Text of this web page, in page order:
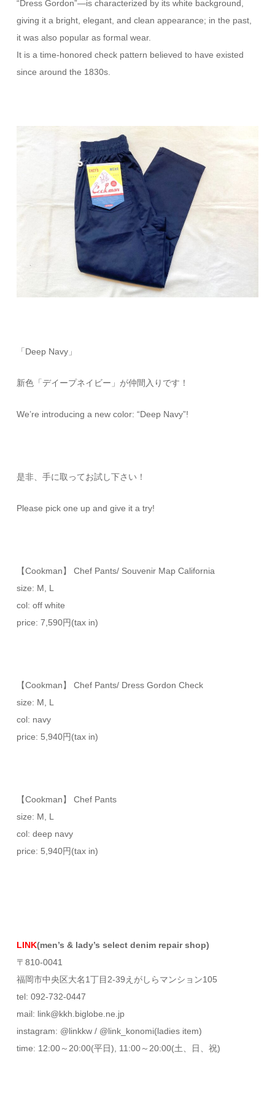
“Dress Gordon”—is characterized by its white background,
giving it a bright, elegant, and clean appearance; in the past,
it was also popular as formal wear.
It is a time-honored check pattern believed to have existed
since around the 1830s.
「Deep Navy」
新色「デイープネイビー」が仲間入りです！
We’re introducing a new color: “Deep Navy”!
是非、手に取ってお試し下さい！
Please pick one up and give it a try!
【Cookman】 Chef Pants/ Souvenir Map California
size: M, L
col: off white
price: 7,590円(tax in)
【Cookman】 Chef Pants/ Dress Gordon Check
size: M, L
col: navy
price: 5,940円(tax in)
【Cookman】 Chef Pants
size: M, L
col: deep navy
price: 5,940円(tax in)
LINK(men’s & lady’s select denim repair shop)
〒810-0041
福岡市中央区大名1丁目2-39えがしらマンション105
tel: 092-732-0447
mail: link@kkh.biglobe.ne.jp
instagram: @linkkw / @link_konomi(ladies item)
time: 12:00～20:00(平日), 11:00～20:00(土、日、祝)